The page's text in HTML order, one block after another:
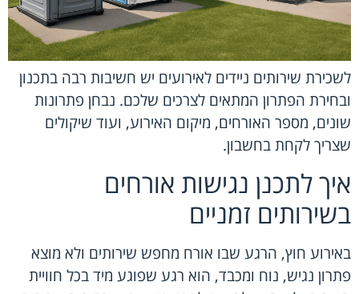
לשכירת שירותים ניידים לאירועים יש חשיבות רבה בתכנון
ובחירת הפתרון המתאים לצרכים שלכם. נבחן פתרונות
שונים, מספר האורחים, מיקום האירוע, ועוד שיקולים
שצריך לקחת בחשבון.
איך לתכנן נגישות אורחים
בשירותים זמניים
באירוע חוץ, הרגע שבו אורח מחפש שירותים ולא מוצא
פתרון נגיש, נוח ומכבד, הוא רגע שפוגע מיד בכל חוויית